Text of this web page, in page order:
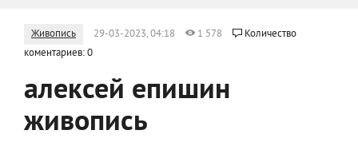
Живопись 29-03-2023, 04:18 1 578
Количество
коментариев: 0
алексей епишин
живопись